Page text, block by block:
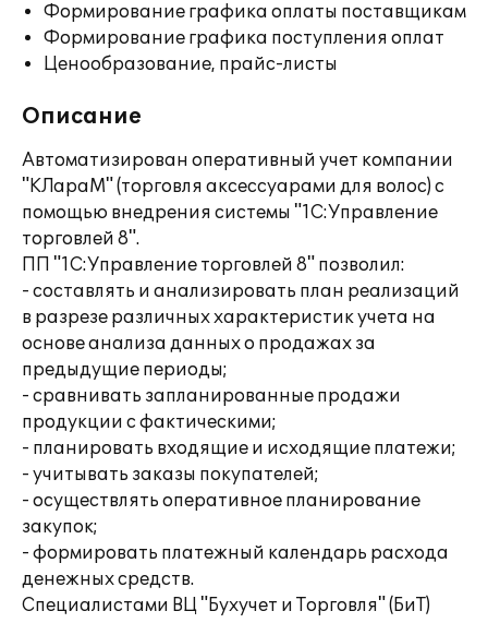
Формирование графика оплаты поставщикам
Формирование графика поступления оплат
Ценообразование, прайс-листы
Описание
Автоматизирован оперативный учет компании
"КЛараМ" (торговля аксессуарами для волос) с
помощью внедрения системы "1С:Управление
торговлей 8".
ПП "1С:Управление торговлей 8" позволил:
- составлять и анализировать план реализаций
в разрезе различных характеристик учета на
основе анализа данных о продажах за
предыдущие периоды;
- сравнивать запланированные продажи
продукции с фактическими;
- планировать входящие и исходящие платежи;
- учитывать заказы покупателей;
- осуществлять оперативное планирование
закупок;
- формировать платежный календарь расхода
денежных средств.
Специалистами ВЦ "Бухучет и Торговля" (БиТ)